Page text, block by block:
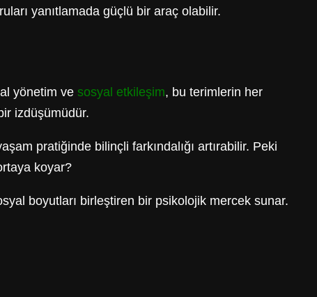
yanıtlamada güçlü bir araç olabilir.
yönetim ve sosyal etkileşim, bu terimlerin her
izdüşümüdür.
pratiğinde bilinçli farkındalığı artırabilir. Peki
koyar?
boyutları birleştiren bir psikolojik mercek sunar.